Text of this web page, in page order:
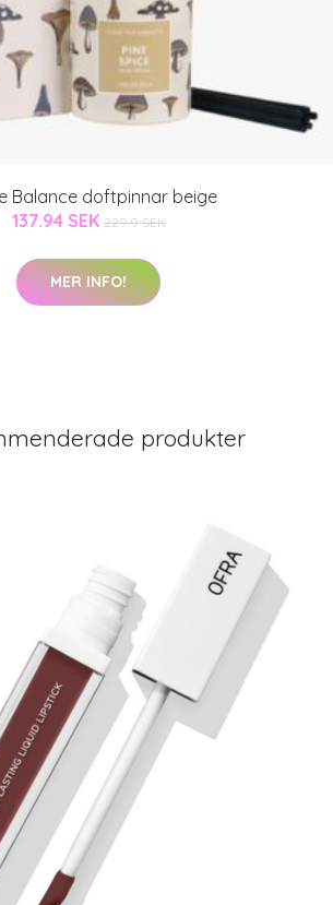
Balance doftpinnar beige
137.94 SEK 229.9 SEK
MER INFO!
produkter